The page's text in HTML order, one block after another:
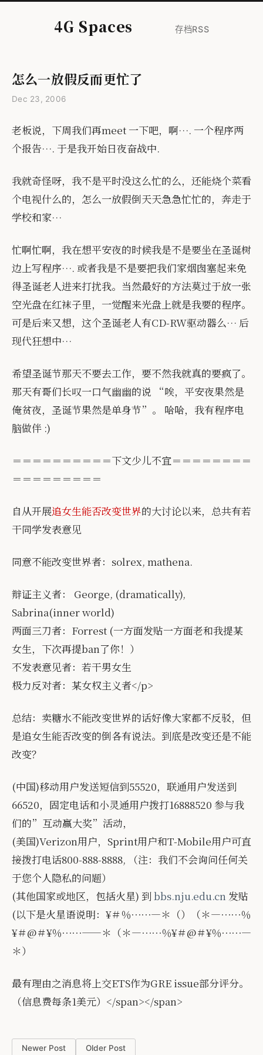
4G Spaces 存档RSS
怎么一放假反而更忙了
Dec 23, 2006
老板说，下周我们再meet 一下吧，啊…. 一个程序两
个报告…. 于是我开始日夜奋战中.
我就奇怪呀，我不是平时没这么忙的么，还能烧个菜看
个电视什么的，怎么一放假倒天天急急忙忙的，奔走于
学校和家…
忙啊忙啊，我在想平安夜的时候我是不是要坐在圣诞树
边上写程序…. 或者我是不是要把我们家烟囱塞起来免
得圣诞老人进来打扰我。当然最好的方法莫过于放一张
空光盘在红袜子里，一觉醒来光盘上就是我要的程序。
可是后来又想，这个圣诞老人有CD-RW驱动器么… 后
现代狂想中…
希望圣诞节那天不要去工作，要不然我就真的要疯了。
那天有哥们长叹一口气幽幽的说 “唉，平安夜果然是
俺贫夜，圣诞节果然是单身节”。 哈哈，我有程序电
脑做伴 :)
＝＝＝＝＝＝＝＝＝＝下文少儿不宜＝＝＝＝＝＝＝＝
＝＝＝＝＝＝＝＝＝
自从开展追女生能否改变世界的大讨论以来，总共有若
干同学发表意见
同意不能改变世界者：solrex, mathena.
辩证主义者： George, (dramatically),
Sabrina(inner world)
两面三刀者：Forrest (一方面发贴一方面老和我提某
女生，下次再提ban了你！）
不发表意见者：若干男女生
极力反对者：某女权主义者</p>
总结：卖糖水不能改变世界的话好像大家都不反驳，但
是追女生能否改变的倒各有说法。到底是改变还是不能
改变？
(中国)移动用户发送短信到55520，联通用户发送到
66520，固定电话和小灵通用户拨打16888520 参与我
们的”互动赢大奖”活动，
(美国)Verizon用户，Sprint用户和T-Mobile用户可直
接拨打电话800-888-8888, （注：我们不会询问任何关
于您个人隐私的问题）
(其他国家或地区，包括火星) 到bbs.nju.edu.cn 发贴
(以下是火星语说明：¥＃％⋯⋯—＊（）（＊—⋯⋯％
¥＃@＃¥％⋯⋯——＊（＊—⋯⋯％¥＃@＃¥％⋯⋯—
＊）
最有理由之消息将上交ETS作为GRE issue部分评分。
（信息费每条1美元）</span></span>
Newer Post Older Post